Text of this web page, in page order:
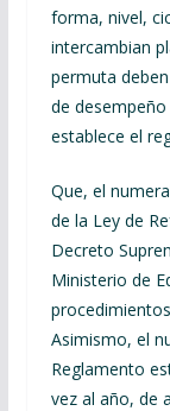
forma, nivel,
intercambian
permuta
de
establece el
Que, el
de la Ley de
Decreto
Ministerio de
Asimismo, el
Reglamento
vez al año, de